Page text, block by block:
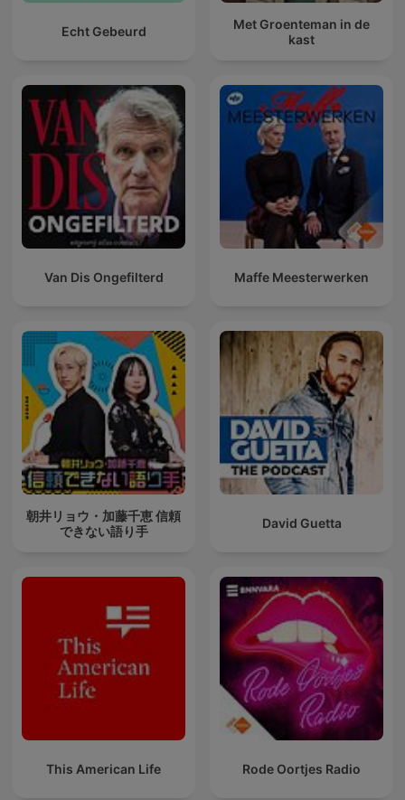
Echt Gebeurd
Met Groenteman in de
kast
Van Dis Ongefilterd Maffe Meesterwerken
朝井リョウ・加藤千恵 信頼
できない語り手
David Guetta
This American Life Rode Oortjes Radio